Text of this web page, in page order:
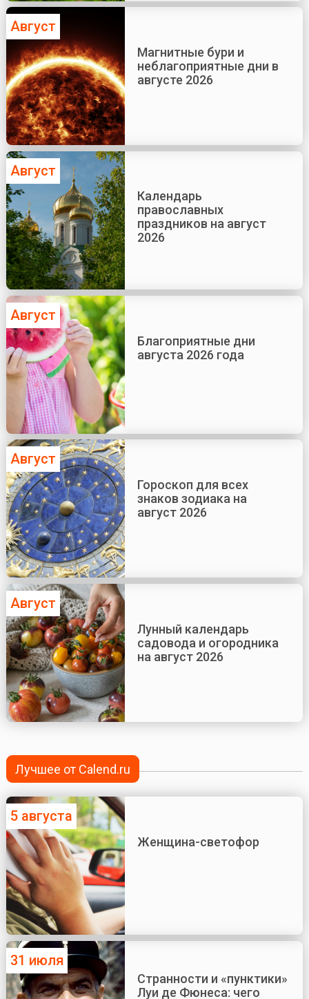
Август
Магнитные бури и
неблагоприятные дни в
августе 2026
Август
Календарь
православных
праздников на август
2026
Август
Благоприятные дни
августа 2026 года
Август
Гороскоп для всех
знаков зодиака на
август 2026
Август
Лунный календарь
садовода и огородника
на август 2026
Лучшее от Calend.ru
5 августа
Женщина-светофор
31 июля
Странности и «пунктики»
Луи де Фюнеса: чего